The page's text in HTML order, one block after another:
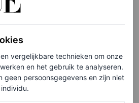
vergelijkbare technieken om onze
en het gebruik te analyseren.
geen persoonsgegevens en zijn niet